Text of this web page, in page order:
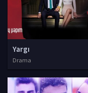
Yargı
Drama